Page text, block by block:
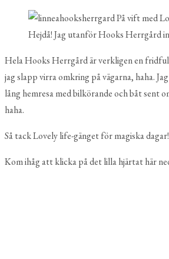
Hejdå! Jag utanför Hooks Herrgård
Hela Hooks Herrgård är verkligen en
jag slapp virra omkring på vägarna, haha.
lång hemresa med bilkörande och båt sent
haha.
Så tack Lovely life-gänget för magiska
Kom ihåg att klicka på det lilla hjärtat här